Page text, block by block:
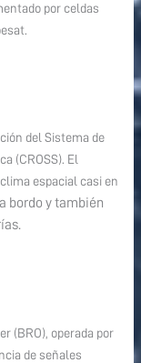
por celdas
del Sistema de
(CROSS). El
espacial casi en
bordo y también
(BRO), operada por
de señales